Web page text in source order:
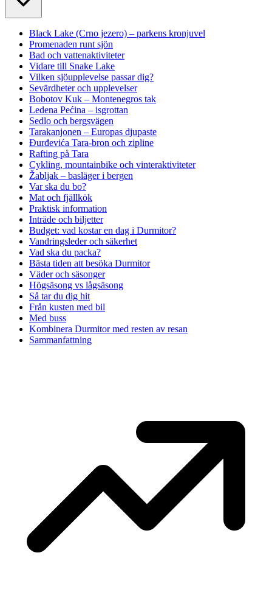
Black Lake (Crno jezero) – parkens kronjuvel
Promenaden runt sjön
Bad och vattenaktiviteter
Vidare till Snake Lake
Vilken sjöupplevelse passar dig?
Sevärdheter och upplevelser
Bobotov Kuk – Montenegros tak
Ledena Pećina – isgrottan
Sedlo och bergsvägen
Tarakanjonen – Europas djupaste
Đurđevića Tara-bron och zipline
Rafting på Tara
Cykling, mountainbike och vinteraktiviteter
Žabljak – basläger i bergen
Var ska du bo?
Mat och fjällkök
Praktisk information
Inträde och biljetter
Budget: vad kostar en dag i Durmitor?
Vandringsleder och säkerhet
Vad ska du packa?
Bästa tiden att besöka Durmitor
Väder och säsonger
Högsäsong vs lågsäsong
Så tar du dig hit
Från kusten med bil
Med buss
Kombinera Durmitor med resten av resan
Sammanfattning